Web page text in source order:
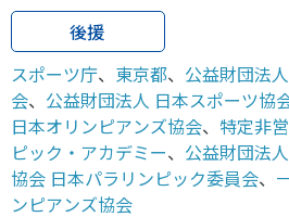
後援
スポーツ庁、 東京都、 公益財団法
会、 公益財団法人 日本スポーツ協
日本オリンピアンズ協会、 特定非
ピック・アカデミー、 公益財団法
協会 日本パラリンピック委員会、
ンピアンズ協会